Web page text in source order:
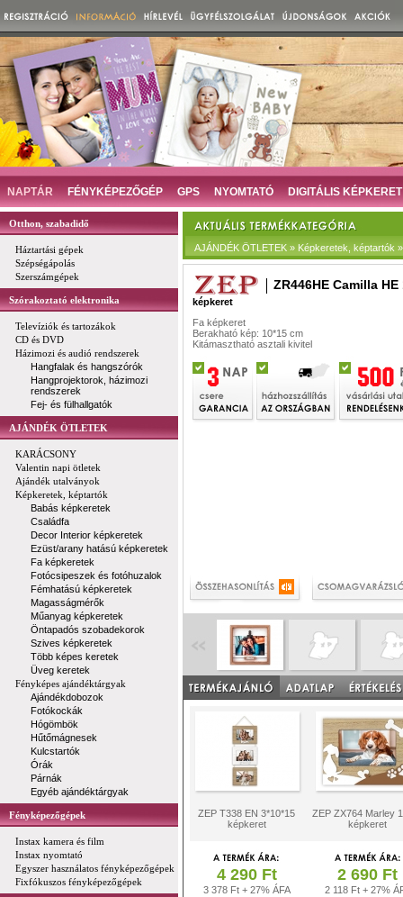
NAPTÁR FÉNYKÉPEZŐGÉP GPS NYOMTATÓ DIGITÁLIS KÉPKERET
Otthon, szabadidő
Háztartási gépek
Szépségápolás
Szerszámgépek
Szórakoztató elektronika
Televíziók és tartozákok
CD és DVD
Házimozi és audió rendszerek
Hangfalak és hangszórók
Hangprojektorok, házimozi
rendszerek
Fej- és fülhallgatók
AJÁNDÉK ÖTLETEK
KARÁCSONY
Valentin napi ötletek
Ajándék utalványok
Képkeretek, képtartók
Babás képkeretek
Családfa
Decor Interior képkeretek
Ezüst/arany hatású képkeretek
Fa képkeretek
Fotócsipeszek és fotóhuzalok
Fémhatású képkeretek
Magasságmérők
Műanyag képkeretek
Öntapadós szobadekorok
Szives képkeretek
Több képes keretek
Üveg keretek
Fényképes ajándéktárgyak
Ajándékdobozok
Fotókockák
Hógömbök
Hűtőmágnesek
Kulcstartók
Órák
Párnák
Egyéb ajándéktárgyak
Fényképezőgépek
Instax kamera és film
Instax nyomtató
Egyszer használatos fényképezőgépek
Fixfókuszos fényképezőgépek
AJÁNDÉK ÖTLETEK » Képkeretek, képtartók
ZR446HE Camilla HE
képkeret
Fa képkeret
Berakható kép: 10*15 cm
Kitámasztható asztali kivitel
ZEP T338 EN 3*10*15
képkeret
ZEP ZX764 Marley
képkeret
4 290 Ft
3 378 Ft + 27% ÁFA
2 690 Ft
2 118 Ft + 27%